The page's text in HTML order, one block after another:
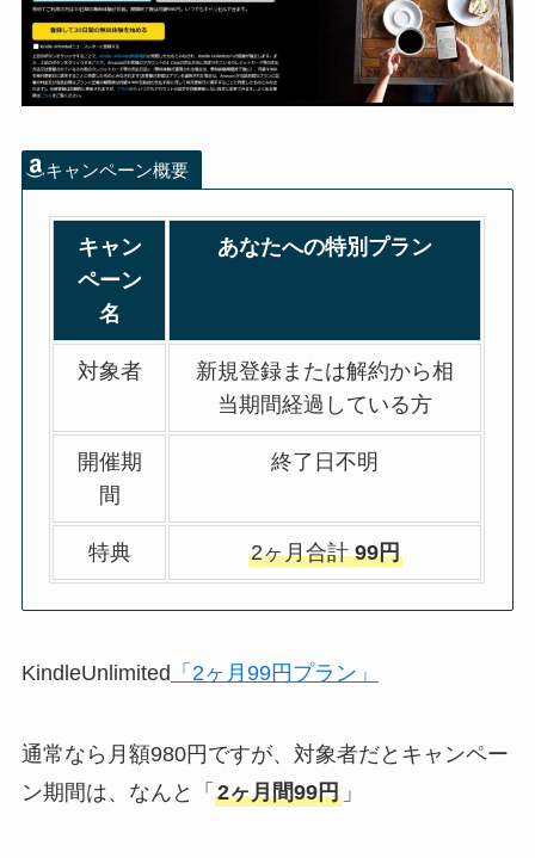
キャンペーン概要
キャン
ペーン
名
あなたへの特別プラン
対象者
新規登録または解約から相
当期間経過している方
開催期
間
終了日不明
特典 2ヶ月合計99円
KindleUnlimited 「2ヶ月99円プラン」
通常なら月額980円ですが、対象者だとキャンペー
ン期間は、なんと「 2ヶ月間99円」